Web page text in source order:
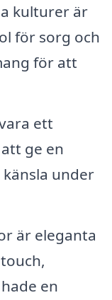
kulturer är
för sorg och
för att
ett
ge en
under
är eleganta
en